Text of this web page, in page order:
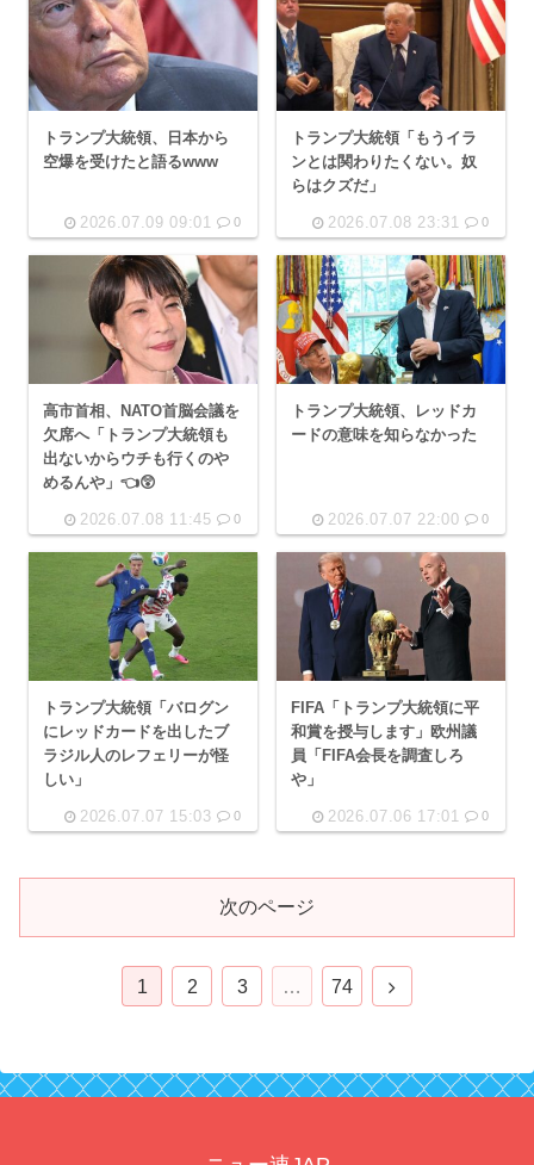
トランプ大統領、日本から
空爆を受けたと語るwww
2026.07.09 09:01 0
トランプ大統領「もうイラ
ンとは関わりたくない。奴
らはクズだ」
2026.07.08 23:31 0
高市首相、NATO首脳会議を
欠席へ「トランプ大統領も
出ないからウチも行くのや
めるんや」👈😲
2026.07.08 11:45 0
トランプ大統領、レッドカ
ードの意味を知らなかった
2026.07.07 22:00 0
トランプ大統領「バログン
にレッドカードを出したブ
ラジル人のレフェリーが怪
しい」
2026.07.07 15:03 0
FIFA「トランプ大統領に平
和賞を授与します」欧州議
員「FIFA会長を調査しろ
や」
2026.07.06 17:01 0
次のページ
1 2 3 … 74
次